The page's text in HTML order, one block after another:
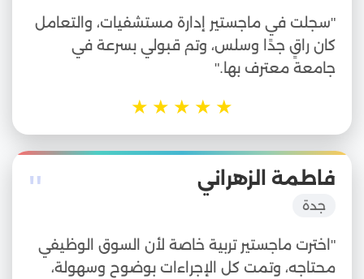
"سجلت في ماجستير إدارة مستشفيات، والتعامل
كان راقٍ جدًا وسلس، وتم قبولي بسرعة في
جامعة معترف بها."
★
★
★
★
★
" فاطمة الزهراني
جدة
"اخترت ماجستير تربية خاصة لأن السوق الوظيفي
محتاجه، وتمت كل الإجراءات بوضوح وسهولة،